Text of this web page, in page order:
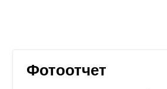
Фотоотчет